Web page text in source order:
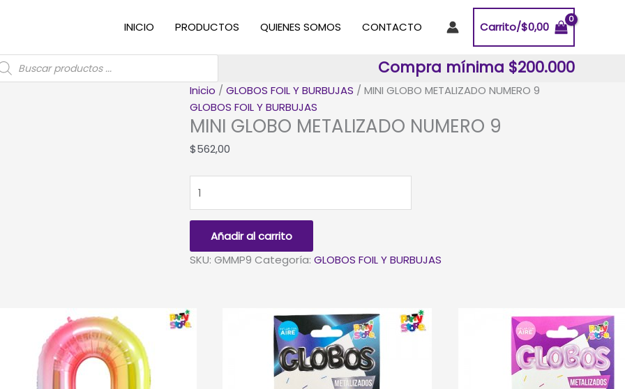
INICIO PRODUCTOS QUIENES SOMOS CONTACTO Carrito/$0,00
Compra mínima $200.000
Inicio / GLOBOS FOIL Y BURBUJAS / MINI GLOBO METALIZADO NUMERO 9
GLOBOS FOIL Y BURBUJAS
MINI GLOBO METALIZADO NUMERO 9
$562,00
GLOBO
METALIZADO
NUMERO
9
cantidad
Añadir al carrito
SKU: GMMP9 Categoría: GLOBOS FOIL Y BURBUJAS